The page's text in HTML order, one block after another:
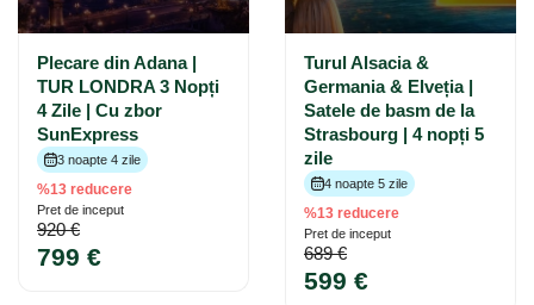
Plecare din Adana |
TUR LONDRA 3 Nopți
4 Zile | Cu zbor
SunExpress
3 noapte 4 zile
%13 reducere
Pret de inceput
920 €
799 €
Turul Alsacia &
Germania & Elveția |
Satele de basm de la
Strasbourg | 4 nopți 5
zile
4 noapte 5 zile
%13 reducere
Pret de inceput
689 €
599 €